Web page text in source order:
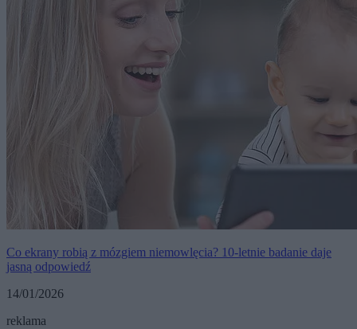
Co ekrany robią z mózgiem niemowlęcia? 10-letnie badanie daje
jasną odpowiedź
14/01/2026
reklama